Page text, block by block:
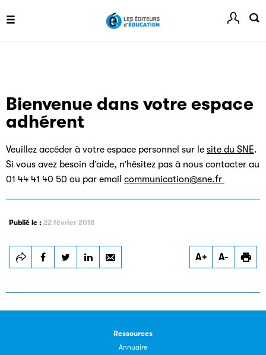
Bienvenue dans votre espace
adhérent
Veuillez accéder à votre espace personnel sur le site du SNE.
Si vous avez besoin d’aide, n’hésitez pas à nous contacter au
01 44 41 40 50 ou par email communication@sne.fr
Publié le : 22 février 2018
A+ A-
Ressources
Annuaire
Guide de rédaction des références juridiques
Festival du Livre de Paris
informé de l'actualité de la manifestation.
d’emploi à pourvoir dans le secteur de l'édition.